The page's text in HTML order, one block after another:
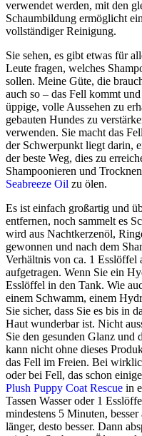
verwendet werden, mit den
Schaumbildung ermöglicht
vollständiger Reinigung.
Sie sehen, es gibt etwas für
Leute fragen, welches
sollen. Meine Güte, die
auch so – das Fell kommt
üppige, volle Aussehen zu
gebauten Hundes zu
verwenden. Sie macht das
der Schwerpunkt liegt darin,
der beste Weg, dies zu
Shampoonieren und
Seabreeze Oil zu ölen.
Es ist einfach großartig und
entfernen, noch sammelt es
wird aus Nachtkerzenöl,
gewonnen und nach dem
Verhältnis von ca. 1 Esslöffel
aufgetragen. Wenn Sie ein
Esslöffel in den Tank. Wie
einem Schwamm, einem
Sie sicher, dass Sie es bis in
Haut wunderbar ist. Nicht
Sie den gesunden Glanz und
kann nicht ohne dieses
das Fell im Freien. Bei
oder bei Fell, das schon
Plush Puppy Coat Rescue in
Tassen Wasser oder 1
mindestens 5 Minuten,
länger, desto besser. Dann